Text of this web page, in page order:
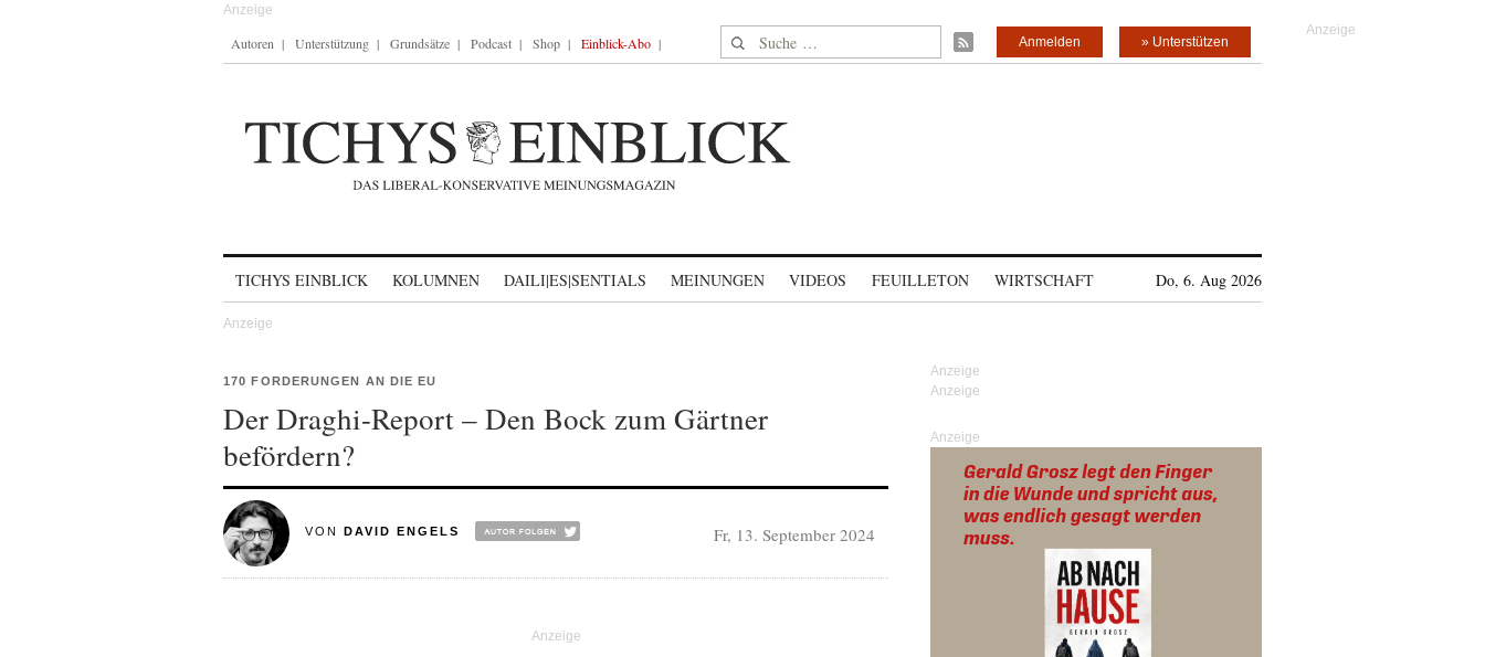
Autoren Unterstützung Grundsätze Podcast Shop Einblick-Abo Suche nach: » Unterstützen
Anmelden
TICHYS EINBLICK KOLUMNEN DAILI|ES|SENTIALS MEINUNGEN VIDEOS FEUILLETON WIRTSCHAFT Do, 6. Aug 2026
170 FORDERUNGEN AN DIE EU
Der Draghi-Report – Den Bock zum Gärtner
befördern?
VON DAVID ENGELS Fr, 13. September 2024
Anzeige